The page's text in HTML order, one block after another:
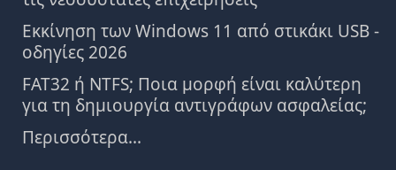
Εκκίνηση των Windows 11 από στικάκι USB -
οδηγίες 2026
FAT32 ή NTFS; Ποια μορφή είναι καλύτερη
για τη δημιουργία αντιγράφων ασφαλείας;
Περισσότερα...